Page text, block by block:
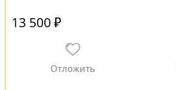
13 500 ₽